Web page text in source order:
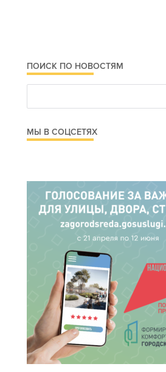
ПОИСК ПО НОВОСТЯМ
МЫ В СОЦСЕТЯХ